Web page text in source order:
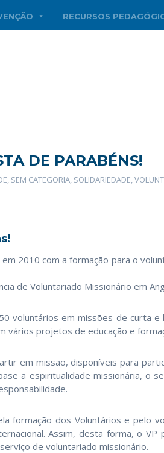
RECURSOS
DE PARABÉNS!
, SEM CATEGORIA, SOLIDARIEDADE,
2010 com a formação para o
de Voluntariado Missionário em
voluntários em missões de curta e
vários projetos de educação e
em missão, disponíveis para
a espiritualidade missionária, o
formação dos Voluntários e pelo
Assim, desta forma, o VP
de voluntariado missionário.